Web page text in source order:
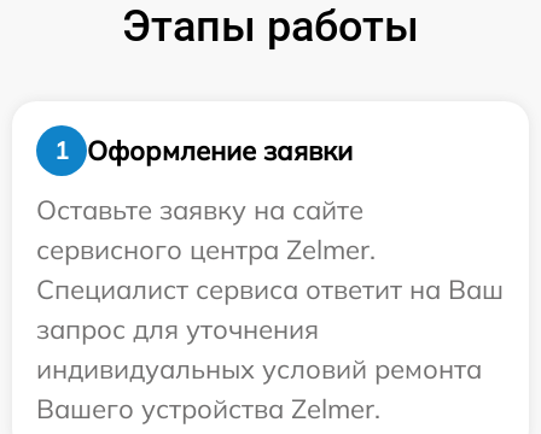
Этапы работы
1
Оформление заявки
Оставьте заявку на сайте
сервисного центра Zelmer.
Специалист сервиса ответит на Ваш
запрос для уточнения
индивидуальных условий ремонта
Вашего устройства Zelmer.